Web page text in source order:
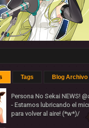
Tags Blog Archivo
Persona No Sekai NEWS!
- Estamos lubricando el
para volver al aire! (*w*)/